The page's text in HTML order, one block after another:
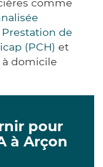
comme
Prestation de
(PCH) et
domicile
pour
à Arçon